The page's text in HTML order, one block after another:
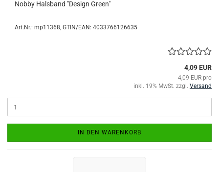
Nobby Halsband "Design Green"
Art.Nr.: mp11368 GTIN/EAN: 4033766126635
4,09 EUR
4,09 EUR pro
inkl. 19% MwSt. zzgl. Versand
IN DEN WARENKORB